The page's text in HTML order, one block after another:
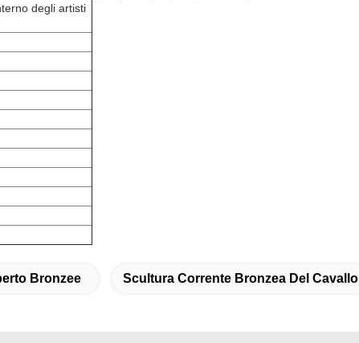
degli artisti
Bronzee Scultura Corrente Bronzea Del Cavallo